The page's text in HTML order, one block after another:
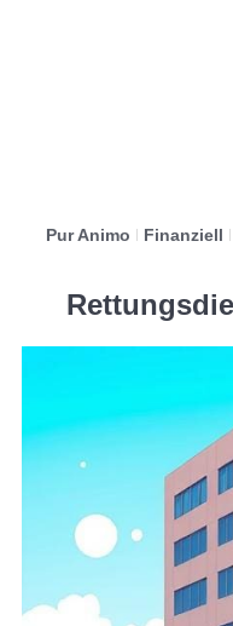
Pur Animo Finanziell